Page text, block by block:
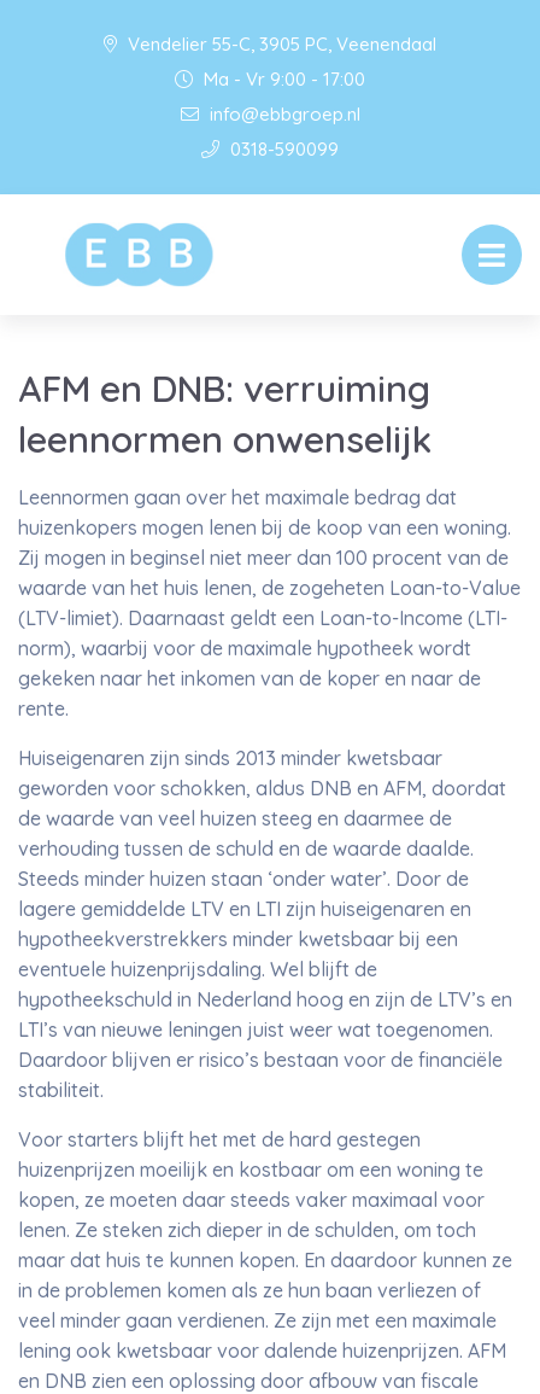
Vendelier 55-C, 3905 PC, Veenendaal
Ma - Vr 9:00 - 17:00
info@ebbgroep.nl
0318-590099
AFM en DNB: verruiming
leennormen onwenselijk
Leennormen gaan over het maximale bedrag dat
huizenkopers mogen lenen bij de koop van een woning.
Zij mogen in beginsel niet meer dan 100 procent van de
waarde van het huis lenen, de zogeheten Loan-to-Value
(LTV-limiet). Daarnaast geldt een Loan-to-Income (LTI-
norm), waarbij voor de maximale hypotheek wordt
gekeken naar het inkomen van de koper en naar de
rente.
Huiseigenaren zijn sinds 2013 minder kwetsbaar
geworden voor schokken, aldus DNB en AFM, doordat
de waarde van veel huizen steeg en daarmee de
verhouding tussen de schuld en de waarde daalde.
Steeds minder huizen staan ‘onder water’. Door de
lagere gemiddelde LTV en LTI zijn huiseigenaren en
hypotheekverstrekkers minder kwetsbaar bij een
eventuele huizenprijsdaling. Wel blijft de
hypotheekschuld in Nederland hoog en zijn de LTV’s en
LTI’s van nieuwe leningen juist weer wat toegenomen.
Daardoor blijven er risico’s bestaan voor de financiële
stabiliteit.
Voor starters blijft het met de hard gestegen
huizenprijzen moeilijk en kostbaar om een woning te
kopen, ze moeten daar steeds vaker maximaal voor
lenen. Ze steken zich dieper in de schulden, om toch
maar dat huis te kunnen kopen. En daardoor kunnen ze
in de problemen komen als ze hun baan verliezen of
veel minder gaan verdienen. Ze zijn met een maximale
lening ook kwetsbaar voor dalende huizenprijzen. AFM
en DNB zien een oplossing door afbouw van fiscale